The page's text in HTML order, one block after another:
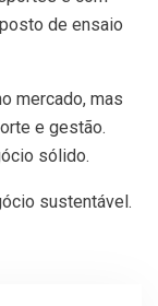
de ensaio
mercado, mas
e gestão.
sólido.
sustentável.